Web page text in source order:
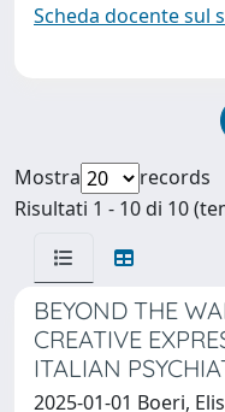
Scheda docente sul
Mostra
records
Risultati 1 - 10 di 10
BEYOND THE
CREATIVE
ITALIAN
2025-01-01 Boeri,